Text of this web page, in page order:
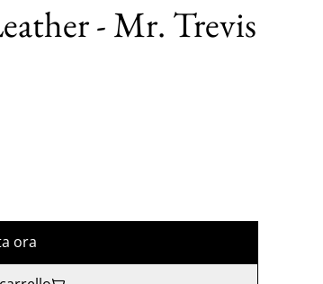
- Mr. Trevis
ora